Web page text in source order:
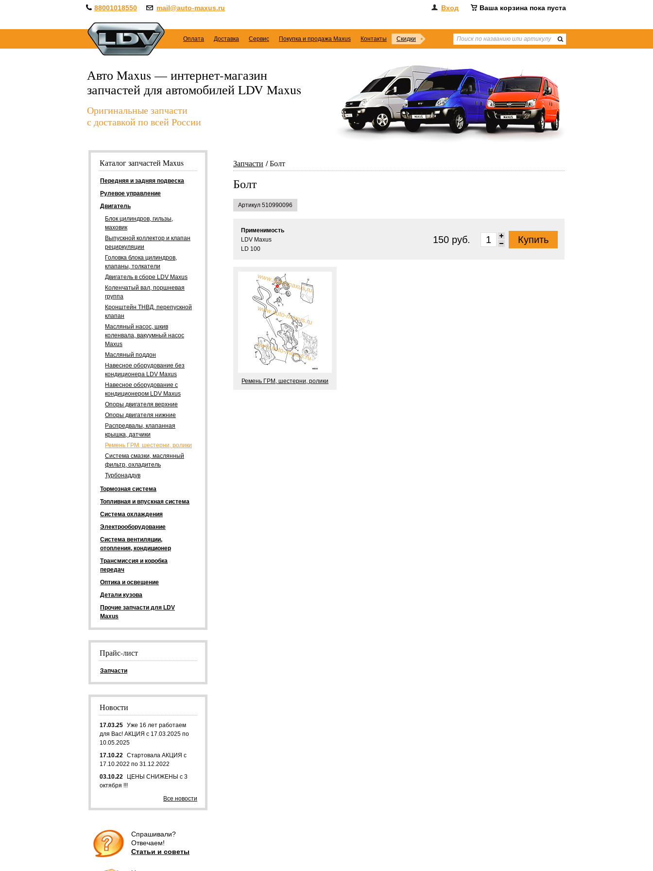
88001018550 mail@auto-maxus.ru Вход Ваша корзина пока пуста
Оплата Доставка Сервис Покупка и продажа Maxus Контакты Скидки
Авто Maxus — интернет-магазин
запчастей для автомобилей LDV Maxus
Оригинальные запчасти
с доставкой по всей России
Запчасти Болт
Болт
Артикул 510990096
Применимость
LDV Maxus
LD 100
150 руб.
Ремень ГРМ, шестерни, ролики
Каталог запчастей Maxus
Передняя и задняя подвеска
Рулевое управление
Двигатель
Блок цилиндров, гильзы,
маховик
Выпускной коллектор и клапан
рециркуляции
Головка блока цилиндров,
клапаны, толкатели
Двигатель в сборе LDV Maxus
Коленчатый вал, поршневая
группа
Кронштейн ТНВД, перепускной
клапан
Масляный насос, шкив
коленвала, вакуумный насос
Maxus
Масляный поддон
Навесное оборудование без
кондиционера LDV Maxus
Навесное оборудование с
кондиционером LDV Maxus
Опоры двигателя верхние
Опоры двигателя нижние
Распредвалы, клапанная
крышка, датчики
Ремень ГРМ, шестерни, ролики
Система смазки, маслянный
фильтр, охладитель
Турбонаддув
Тормозная система
Топливная и впускная система
Система охлаждения
Электрооборудование
Система вентиляции,
отопления, кондиционер
Трансмиссия и коробка
передач
Оптика и освещение
Детали кузова
Прочие запчасти для LDV
Maxus
Прайс-лист
Запчасти
Новости
17.03.25 Уже 16 лет работаем
для Вас! АКЦИЯ с 17.03.2025 по
10.05.2025
17.10.22 Стартовала АКЦИЯ с
17.10.2022 по 31.12.2022
03.10.22
ЦЕНЫ СНИЖЕНЫ с 3
октября !!!
Все новости
Спрашивали?
Отвечаем!
Статьи и советы